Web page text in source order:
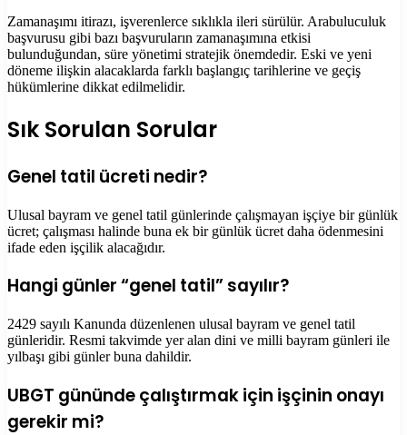
Zamanaşımı itirazı, işverenlerce sıklıkla ileri sürülür. Arabuluculuk
başvurusu gibi bazı başvuruların zamanaşımına etkisi
bulunduğundan, süre yönetimi stratejik önemdedir. Eski ve yeni
döneme ilişkin alacaklarda farklı başlangıç tarihlerine ve geçiş
hükümlerine dikkat edilmelidir.
Sık Sorulan Sorular
Genel tatil ücreti nedir?
Ulusal bayram ve genel tatil günlerinde çalışmayan işçiye bir günlük
ücret; çalışması halinde buna ek bir günlük ücret daha ödenmesini
ifade eden işçilik alacağıdır.
Hangi günler “genel tatil” sayılır?
2429 sayılı Kanunda düzenlenen ulusal bayram ve genel tatil
günleridir. Resmi takvimde yer alan dini ve milli bayram günleri ile
yılbaşı gibi günler buna dahildir.
UBGT gününde çalıştırmak için işçinin onayı
gerekir mi?